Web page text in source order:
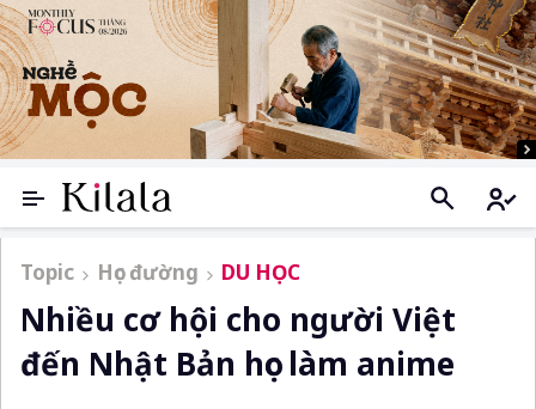
Topic Học đường DU HỌC
Nhiều cơ hội cho người Việt
đến Nhật Bản học làm anime